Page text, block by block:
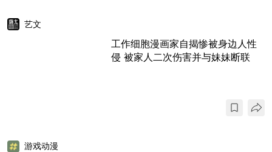
艺文
工作细胞漫画家自揭惨被身边人性
侵 被家人二次伤害并与妹妹断联
游戏动漫